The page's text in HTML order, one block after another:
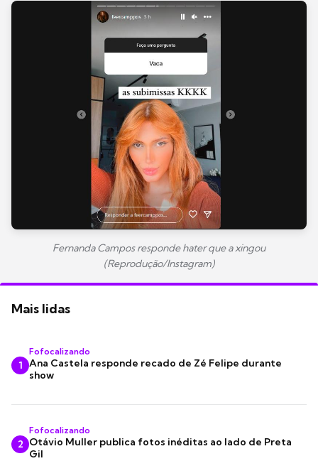
Fernanda Campos responde hater que a xingou
(Reprodução/Instagram)
Mais lidas
1
Fofocalizando
Ana Castela responde recado de Zé Felipe durante
show
2
Fofocalizando
Otávio Muller publica fotos inéditas ao lado de Preta
Gil